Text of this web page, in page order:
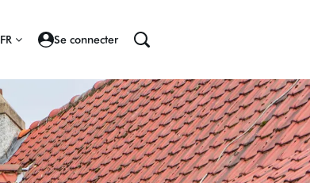
FR Se connecter